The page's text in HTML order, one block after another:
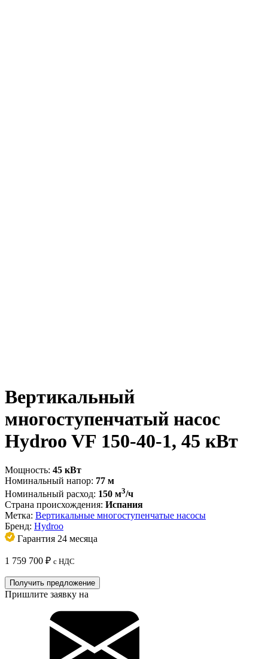
Вертикальный
многоступенчатый насос
Hydroo VF 150-40-1, 45 кВт
Мощность: 45 кВт
Номинальный напор: 77 м
Номинальный расход: 150 м3/ч
Страна происхождения: Испания
Метка: Вертикальные многоступенчатые насосы
Бренд: Hydroo
Гарантия 24 месяца
1 759 700 ₽ с НДС
Получить предложение
Пришлите заявку на